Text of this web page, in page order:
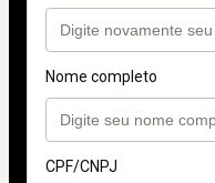
Nome completo
CPF/CNPJ